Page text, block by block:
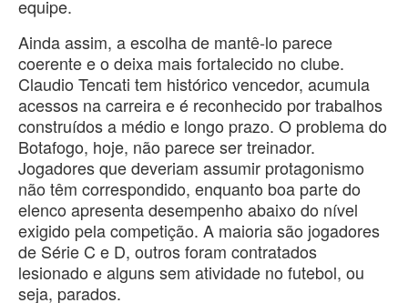
equipe.
Ainda assim, a escolha de mantê-lo parece
coerente e o deixa mais fortalecido no clube.
Claudio Tencati tem histórico vencedor, acumula
acessos na carreira e é reconhecido por trabalhos
construídos a médio e longo prazo. O problema do
Botafogo, hoje, não parece ser treinador.
Jogadores que deveriam assumir protagonismo
não têm correspondido, enquanto boa parte do
elenco apresenta desempenho abaixo do nível
exigido pela competição. A maioria são jogadores
de Série C e D, outros foram contratados
lesionado e alguns sem atividade no futebol, ou
seja, parados.